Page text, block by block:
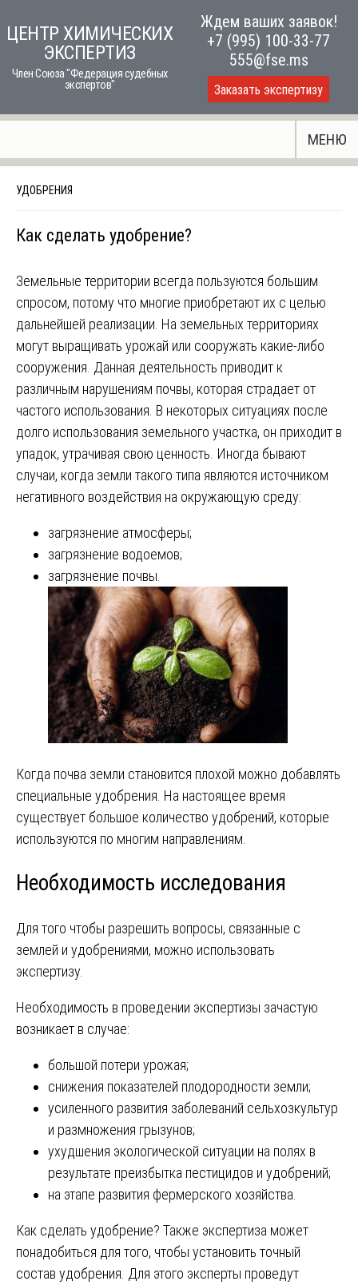
toЦЕНТР ХИМИЧЕСКИХ
ЭКСПЕРТИЗ
Член Союза "Федерация судебных
экспертов"
Ждем ваших заявок!
+7 (995) 100-33-77
555@fse.ms
Заказать экспертизу
МЕНЮ
УДОБРЕНИЯ
Как сделать удобрение?
Земельные территории всегда пользуются большим
спросом, потому что многие приобретают их с целью
дальнейшей реализации. На земельных территориях
могут выращивать урожай или сооружать какие-либо
сооружения. Данная деятельность приводит к
различным нарушениям почвы, которая страдает от
частого использования. В некоторых ситуациях после
долго использования земельного участка, он приходит в
упадок, утрачивая свою ценность. Иногда бывают
случаи, когда земли такого типа являются источником
негативного воздействия на окружающую среду:
загрязнение атмосферы;
загрязнение водоемов;
загрязнение почвы.
Когда почва земли становится плохой можно добавлять
специальные удобрения. На настоящее время
существует большое количество удобрений, которые
используются по многим направлениям.
Необходимость исследования
Для того чтобы разрешить вопросы‚ связанные с
землей и удобрениями‚ можно использовать
экспертизу.
Необходимость в проведении экспертизы зачастую
возникает в случае:
большой потери урожая;
снижения показателей плодородности земли;
усиленного развития заболеваний сельхозкультур
и размножения грызунов;
ухудшения экологической ситуации на полях в
результате преизбытка пестицидов и удобрений;
на этапе развития фермерского хозяйства.
Как сделать удобрение? Также экспертиза может
понадобиться для того, чтобы установить точный
состав удобрения. Для этого эксперты проведут